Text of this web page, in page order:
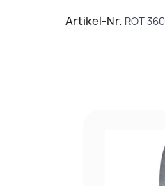
Artikel-Nr. ROT 360